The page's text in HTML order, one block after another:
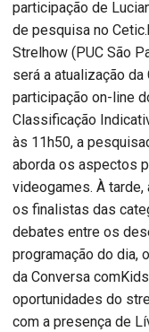
participação de
de pesquisa no
Strelhow (PUC São
será a atualização
participação on-line
Classificação
às 11h50, a
aborda os aspectos
videogames. À
os finalistas das
debates entre os
programação do dia,
da Conversa
oportunidades do
com a presença de